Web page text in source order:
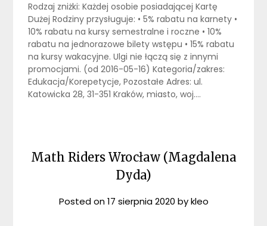
Rodzaj zniżki: Każdej osobie posiadającej Kartę
Dużej Rodziny przysługuje: • 5% rabatu na karnety •
10% rabatu na kursy semestralne i roczne • 10%
rabatu na jednorazowe bilety wstępu • 15% rabatu
na kursy wakacyjne. Ulgi nie łączą się z innymi
promocjami. (od 2016-05-16) Kategoria/zakres:
Edukacja/Korepetycje, Pozostałe Adres: ul.
Katowicka 28, 31-351 Kraków, miasto, woj….
Math Riders Wrocław (Magdalena
Dyda)
Posted on17 sierpnia 2020 bykleo